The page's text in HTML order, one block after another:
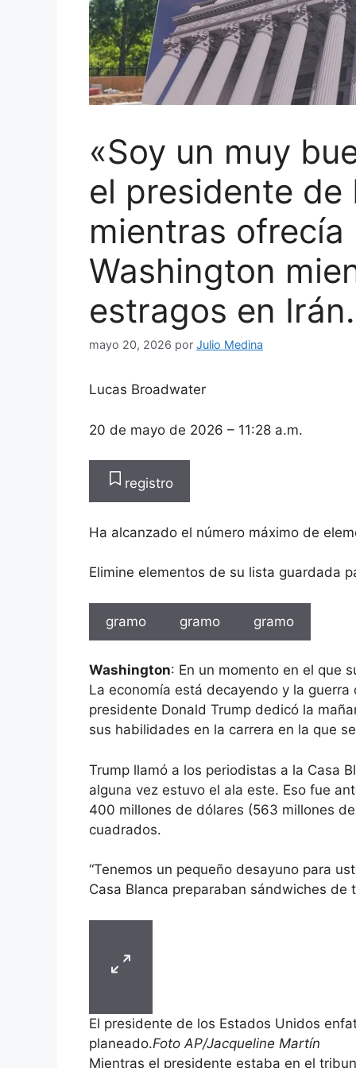
«Soy un muy
el presidente de
mientras ofrecía
Washington
estragos en Irán.
mayo 20, 2026 por Julio Medina
Lucas Broadwater
20 de mayo de 2026 – 11:28 a.m.
registro
Ha alcanzado el número máximo de
Elimine elementos de su lista guardada
gramo gramo gramo
Washington: En un momento en el que
La economía está decayendo y la
presidente Donald Trump dedicó la
sus habilidades en la carrera en la que
Trump llamó a los periodistas a la Casa
alguna vez estuvo el ala este. Eso fue
400 millones de dólares (563 millones
cuadrados.
“Tenemos un pequeño desayuno para
Casa Blanca preparaban sándwiches
El presidente de los Estados Unidos
planeado.Foto AP/Jacqueline Martín
Mientras el presidente estaba en el